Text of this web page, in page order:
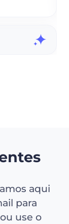
aqui
para
ou use o